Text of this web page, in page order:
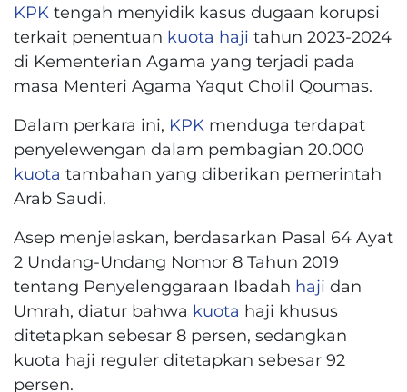
KPK tengah menyidik kasus dugaan korupsi
terkait penentuan kuota haji tahun 2023-2024
di Kementerian Agama yang terjadi pada
masa Menteri Agama Yaqut Cholil Qoumas.
Dalam perkara ini, KPK menduga terdapat
penyelewengan dalam pembagian 20.000
kuota tambahan yang diberikan pemerintah
Arab Saudi.
Asep menjelaskan, berdasarkan Pasal 64 Ayat
2 Undang-Undang Nomor 8 Tahun 2019
tentang Penyelenggaraan Ibadah haji dan
Umrah, diatur bahwa kuota haji khusus
ditetapkan sebesar 8 persen, sedangkan
kuota haji reguler ditetapkan sebesar 92
persen.